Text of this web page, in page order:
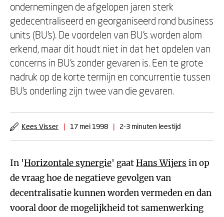
ondernemingen de afgelopen jaren sterk
gedecentraliseerd en georganiseerd rond business
units (BU's). De voordelen van BU's worden alom
erkend, maar dit houdt niet in dat het opdelen van
concerns in BU's zonder gevaren is. Een te grote
nadruk op de korte termijn en concurrentie tussen
BU's onderling zijn twee van die gevaren.
Kees Visser | 17 mei 1998 | 2-3 minuten leestijd
In 'Horizontale synergie' gaatHans Wijers in op
de vraag hoe de negatieve gevolgen van
decentralisatie kunnen worden vermeden en dan
vooral door de mogelijkheid tot samenwerking